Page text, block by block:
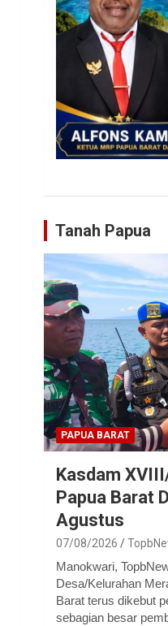
Tanah Papua
PAPUA BARAT
Kasdam
Papua Barat
Agustus
07/08/2026
Manokwari,
Desa/Kelurahan
Barat terus dikebut
sebagian besar